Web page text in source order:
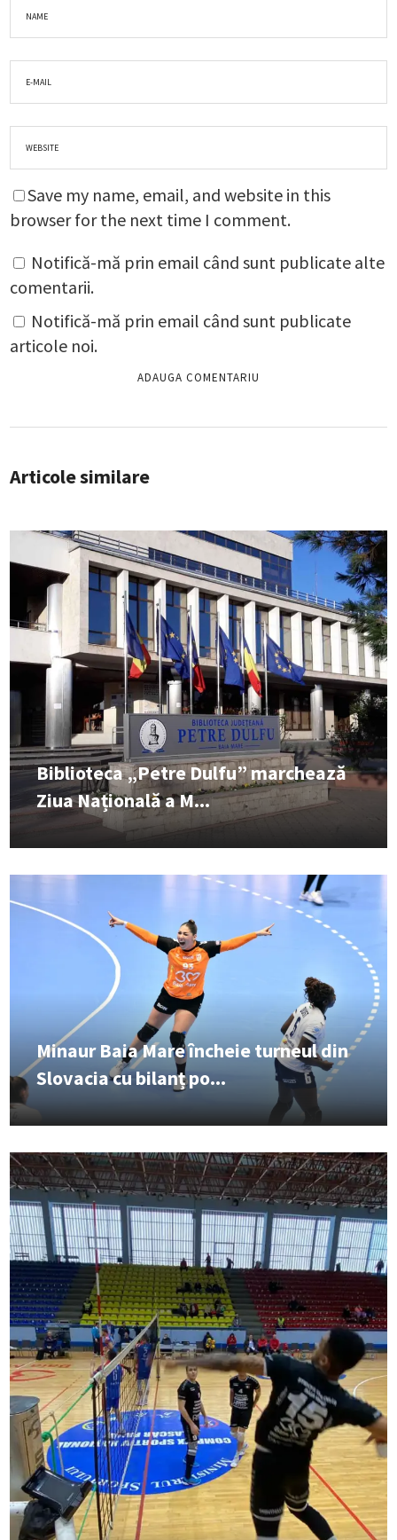
Save my name, email, and website in this
browser for the next time I comment.
Notifică-mă prin email când sunt publicate alte
comentarii.
Notifică-mă prin email când sunt publicate
articole noi.
Articole similare
Biblioteca „Petre Dulfu” marchează
Ziua Națională a M...
Minaur Baia Mare încheie turneul din
Slovacia cu bilanț po...